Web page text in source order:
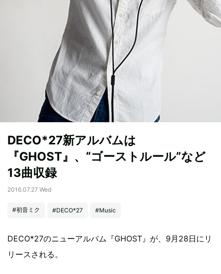
DECO*27新アルバムは
『GHOST』、“ゴーストルール”など
13曲収録
2016.07.27 Wed
#初音ミク #DECO*27 #Music
DECO*27のニューアルバム『GHOST』が、9月28日にリ
リースされる。